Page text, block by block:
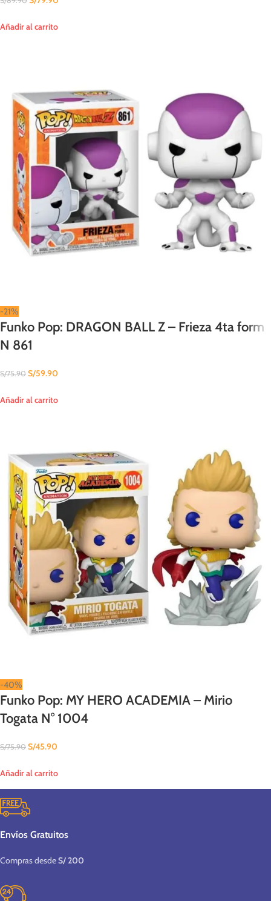
Añadir al carrito
-21%
Funko Pop: DRAGON BALL Z – Frieza 4ta form
N 861
S/75.90 S/59.90
Añadir al carrito
-40%
Funko Pop: MY HERO ACADEMIA – Mirio
Togata N° 1004
S/75.90 S/45.90
Añadir al carrito
Envíos Gratuitos
Compras desdeS/ 200